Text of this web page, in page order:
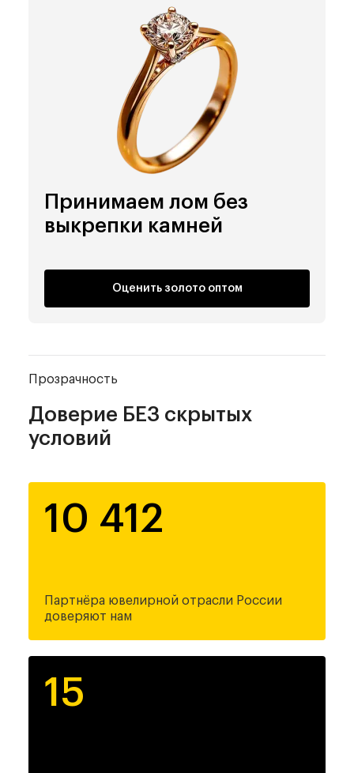
Принимаем лом без
выкрепки камней
Оценить золото оптом
Прозрачность
Доверие БЕЗ скрытых
условий
10 412
Партнёра ювелирной отрасли России
доверяют нам
15